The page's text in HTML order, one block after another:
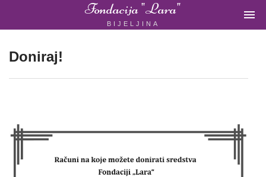
Fondacija "Lara"
BIJELJINA

ORGANIZACIJA
Fondacija
Doniraj!